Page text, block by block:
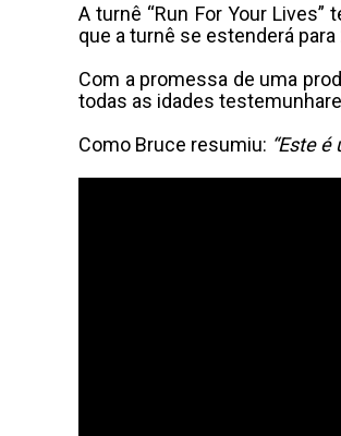
A turnê “Run For Your
que a turnê se estenderá
Com a promessa de uma
todas as idades
Como Bruce resumiu: “Este